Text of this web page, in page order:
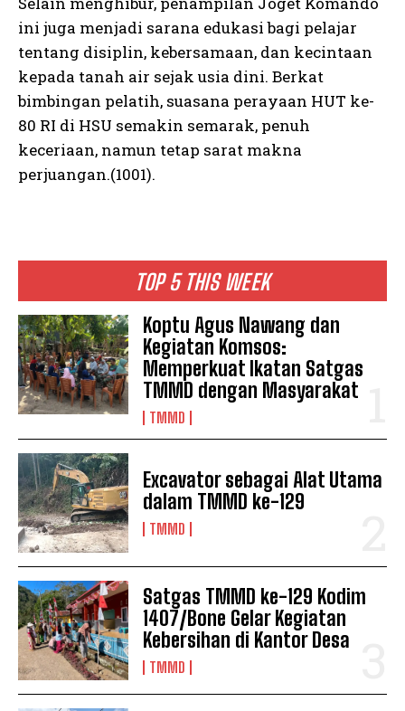
TOP 5 THIS WEEK
Koptu Agus Nawang dan
Kegiatan Komsos:
Memperkuat Ikatan Satgas
TMMD dengan Masyarakat
TMMD
Excavator sebagai Alat Utama
dalam TMMD ke-129
TMMD
Satgas TMMD ke-129 Kodim
1407/Bone Gelar Kegiatan
Kebersihan di Kantor Desa
TMMD
ini juga menjadi sarana edukasi bagi pelajar
tentang disiplin, kebersamaan, dan kecintaan
kepada tanah air sejak usia dini. Berkat
bimbingan pelatih, suasana perayaan HUT ke-
80 RI di HSU semakin semarak, penuh
keceriaan, namun tetap sarat makna
perjuangan.(1001).